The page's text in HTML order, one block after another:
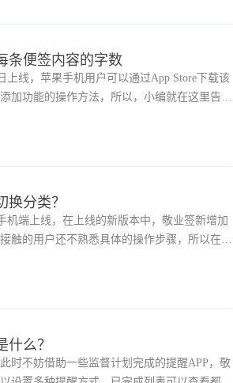
条便签内容的字数
线，苹果手机用户可以通过App Store下载该
加功能的操作方法，所以，小编就在这里告诉
分类？
机端上线，在上线的新版本中，敬业签新增加
触的用户还不熟悉具体的操作步骤，所以在这
么？
时不妨借助一些监督计划完成的提醒APP，敬